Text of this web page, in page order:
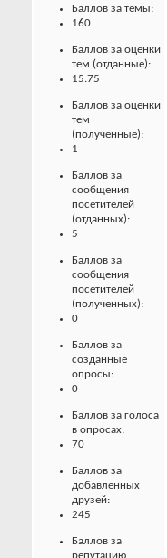
Баллов за темы:
160
Баллов за оценки
тем (отданные):
15.75
Баллов за оценки
тем
(полученные):
1
Баллов за
сообщения
посетителей
(отданных):
5
Баллов за
сообщения
посетителей
(полученных):
0
Баллов за
созданные
опросы:
0
Баллов за голоса
в опросах:
70
Баллов за
добавленных
друзей:
245
Баллов за
репутацию